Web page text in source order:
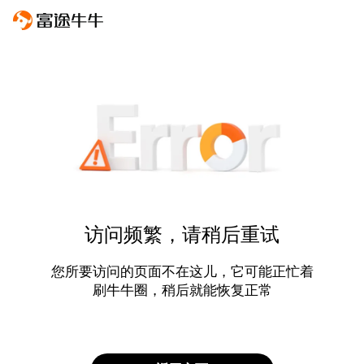
访问频繁，请稍后重试
您所要访问的页面不在这儿，它可能正忙着
刷牛牛圈，稍后就能恢复正常